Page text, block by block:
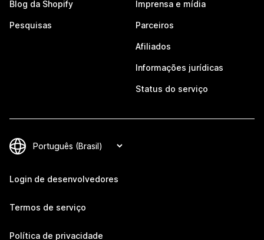
Blog da Shopify
Pesquisas
Imprensa e mídia
Parceiros
Afiliados
Informações jurídicas
Status do serviço
Login de desenvolvedores
Termos de serviço
Política de privacidade